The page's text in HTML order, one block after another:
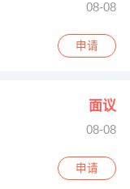
08-08
申请
面议
08-08
申请